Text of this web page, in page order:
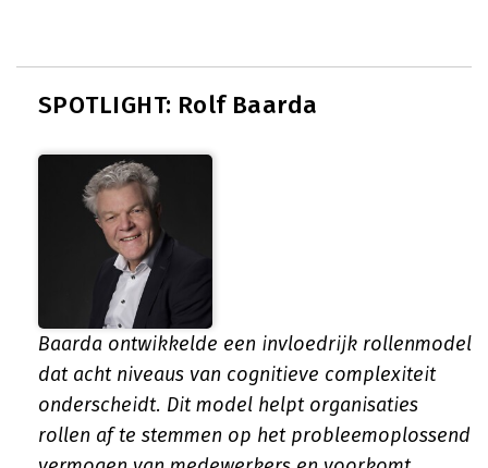
SPOTLIGHT: Rolf Baarda
Baarda ontwikkelde een invloedrijk rollenmodel
dat acht niveaus van cognitieve complexiteit
onderscheidt. Dit model helpt organisaties
rollen af te stemmen op het probleemoplossend